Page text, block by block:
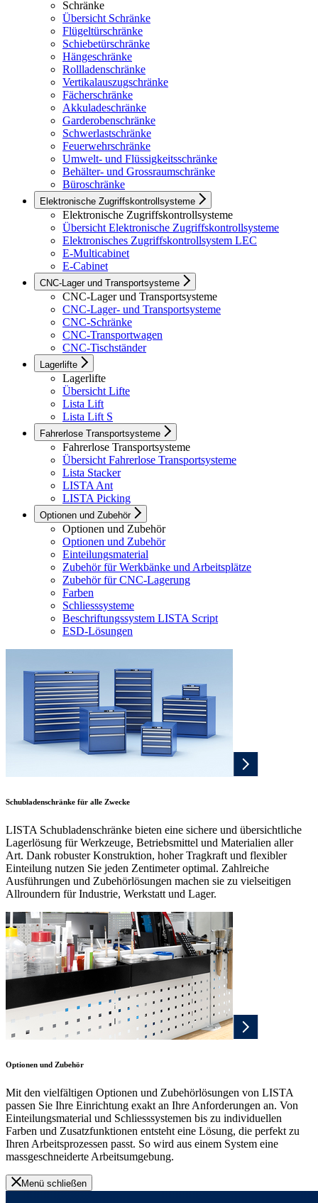
Schränke
Übersicht Schränke
Flügeltürschränke
Schiebetürschränke
Hängeschränke
Rollladenschränke
Vertikalauszugschränke
Fächerschränke
Akkuladeschränke
Garderobenschränke
Schwerlastschränke
Feuerwehrschränke
Umwelt- und Flüssigkeitsschränke
Behälter- und Grossraumschränke
Büroschränke
Elektronische Zugriffskontrollsysteme
Elektronische Zugriffskontrollsysteme
Übersicht Elektronische Zugriffskontrollsysteme
Elektronisches Zugriffskontrollsystem LEC
E-Multicabinet
E-Cabinet
CNC-Lager und Transportsysteme
CNC-Lager und Transportsysteme
CNC-Lager- und Transportsysteme
CNC-Schränke
CNC-Transportwagen
CNC-Tischständer
Lagerlifte
Lagerlifte
Übersicht Lifte
Lista Lift
Lista Lift S
Fahrerlose Transportsysteme
Fahrerlose Transportsysteme
Übersicht Fahrerlose Transportsysteme
Lista Stacker
LISTA Ant
LISTA Picking
Optionen und Zubehör
Optionen und Zubehör
Optionen und Zubehör
Einteilungsmaterial
Zubehör für Werkbänke und Arbeitsplätze
Zubehör für CNC-Lagerung
Farben
Schliesssysteme
Beschriftungssystem LISTA Script
ESD-Lösungen
Schubladenschränke für alle Zwecke
LISTA Schubladenschränke bieten eine sichere und übersichtliche
Lagerlösung für Werkzeuge, Betriebsmittel und Materialien aller
Art. Dank robuster Konstruktion, hoher Tragkraft und flexibler
Einteilung nutzen Sie jeden Zentimeter optimal. Zahlreiche
Ausführungen und Zubehörlösungen machen sie zu vielseitigen
Allroundern für Industrie, Werkstatt und Lager.
Optionen und Zubehör
Mit den vielfältigen Optionen und Zubehörlösungen von LISTA
passen Sie Ihre Einrichtung exakt an Ihre Anforderungen an. Von
Einteilungsmaterial und Schliesssystemen bis zu individuellen
Farben und Zusatzfunktionen entsteht eine Lösung, die perfekt zu
Ihren Arbeitsprozessen passt. So wird aus einem System eine
massgeschneiderte Arbeitsumgebung.
Menü schließen